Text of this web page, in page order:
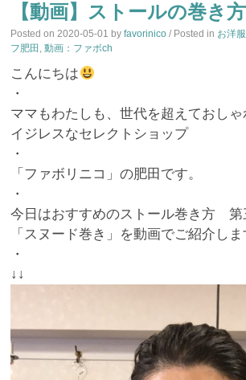
TO
CONTENT
【動画】ストールの巻き
Posted on2020-05-01 byfavorinico / Posted in お洋
フ肥田 ,動画：ファボch
こんにちは
・
ママもわたしも、世代を超えておし
イジレスなセレクトショップ
・
「ファボリニコ」の肥田です。
・
今日はおすすめのストール巻き方 第
「スヌード巻き」を動画でご紹介しま
・
↓↓